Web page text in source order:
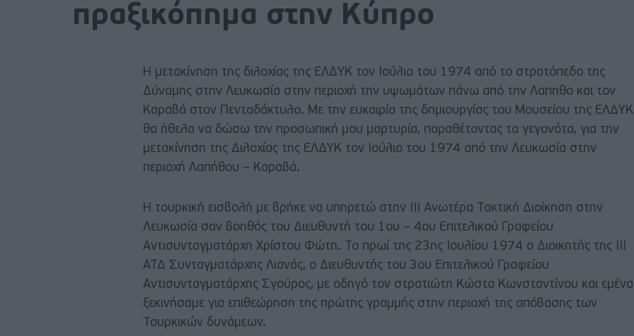
πραξικόπημα στην Κύπρο
Η μετακίνηση της διλοχίας της ΕΛΔΥΚ τον Ιούλιο του 1974 από το στρατόπεδο της
Δύναμης στην Λευκωσία στην περιοχή την υψωμάτων πάνω από την Λαπηθο και τον
Καραβά στον Πενταδάκτυλο. Με την ευκαιρία της δημιουργίας του Μουσείου της ΕΛΔΥΚ
θα ήθελα να δώσω την προσωπική μου μαρτυρία, παραθέτοντας τα γεγονότα, για την
μετακίνηση της Διλοχίας της ΕΛΔΥΚ τον Ιούλιο του 1974 από την Λευκωσία στην
περιοχή Λαπήθου – Καραβά.
Η τουρκική εισβολή με βρήκε να υπηρετώ στην ΙΙΙ Ανωτέρα Τακτική Διοίκηση στην
Λευκωσία σαν βοηθός του Διευθυντή του 1ου – 4ου Επιτελικού Γραφείου
Αντισυνταγματάρχη Χρίστου Φώτη. Το πρωί της 23ης Ιουλίου 1974 ο Διοικητής της ΙΙΙ
ΑΤΔ Συνταγματάρχης Λιανάς, ο Διευθυντής του 3ου Επιτελικού Γραφείου
Αντισυνταγματάρχης Σγούρος, με οδηγό τον στρατιώτη Κώστα Κωνσταντίνου και εμένα
ξεκινήσαμε για επιθεώρηση της πρώτης γραμμής στην περιοχή της απόβασης των
Τουρκικών δυνάμεων.